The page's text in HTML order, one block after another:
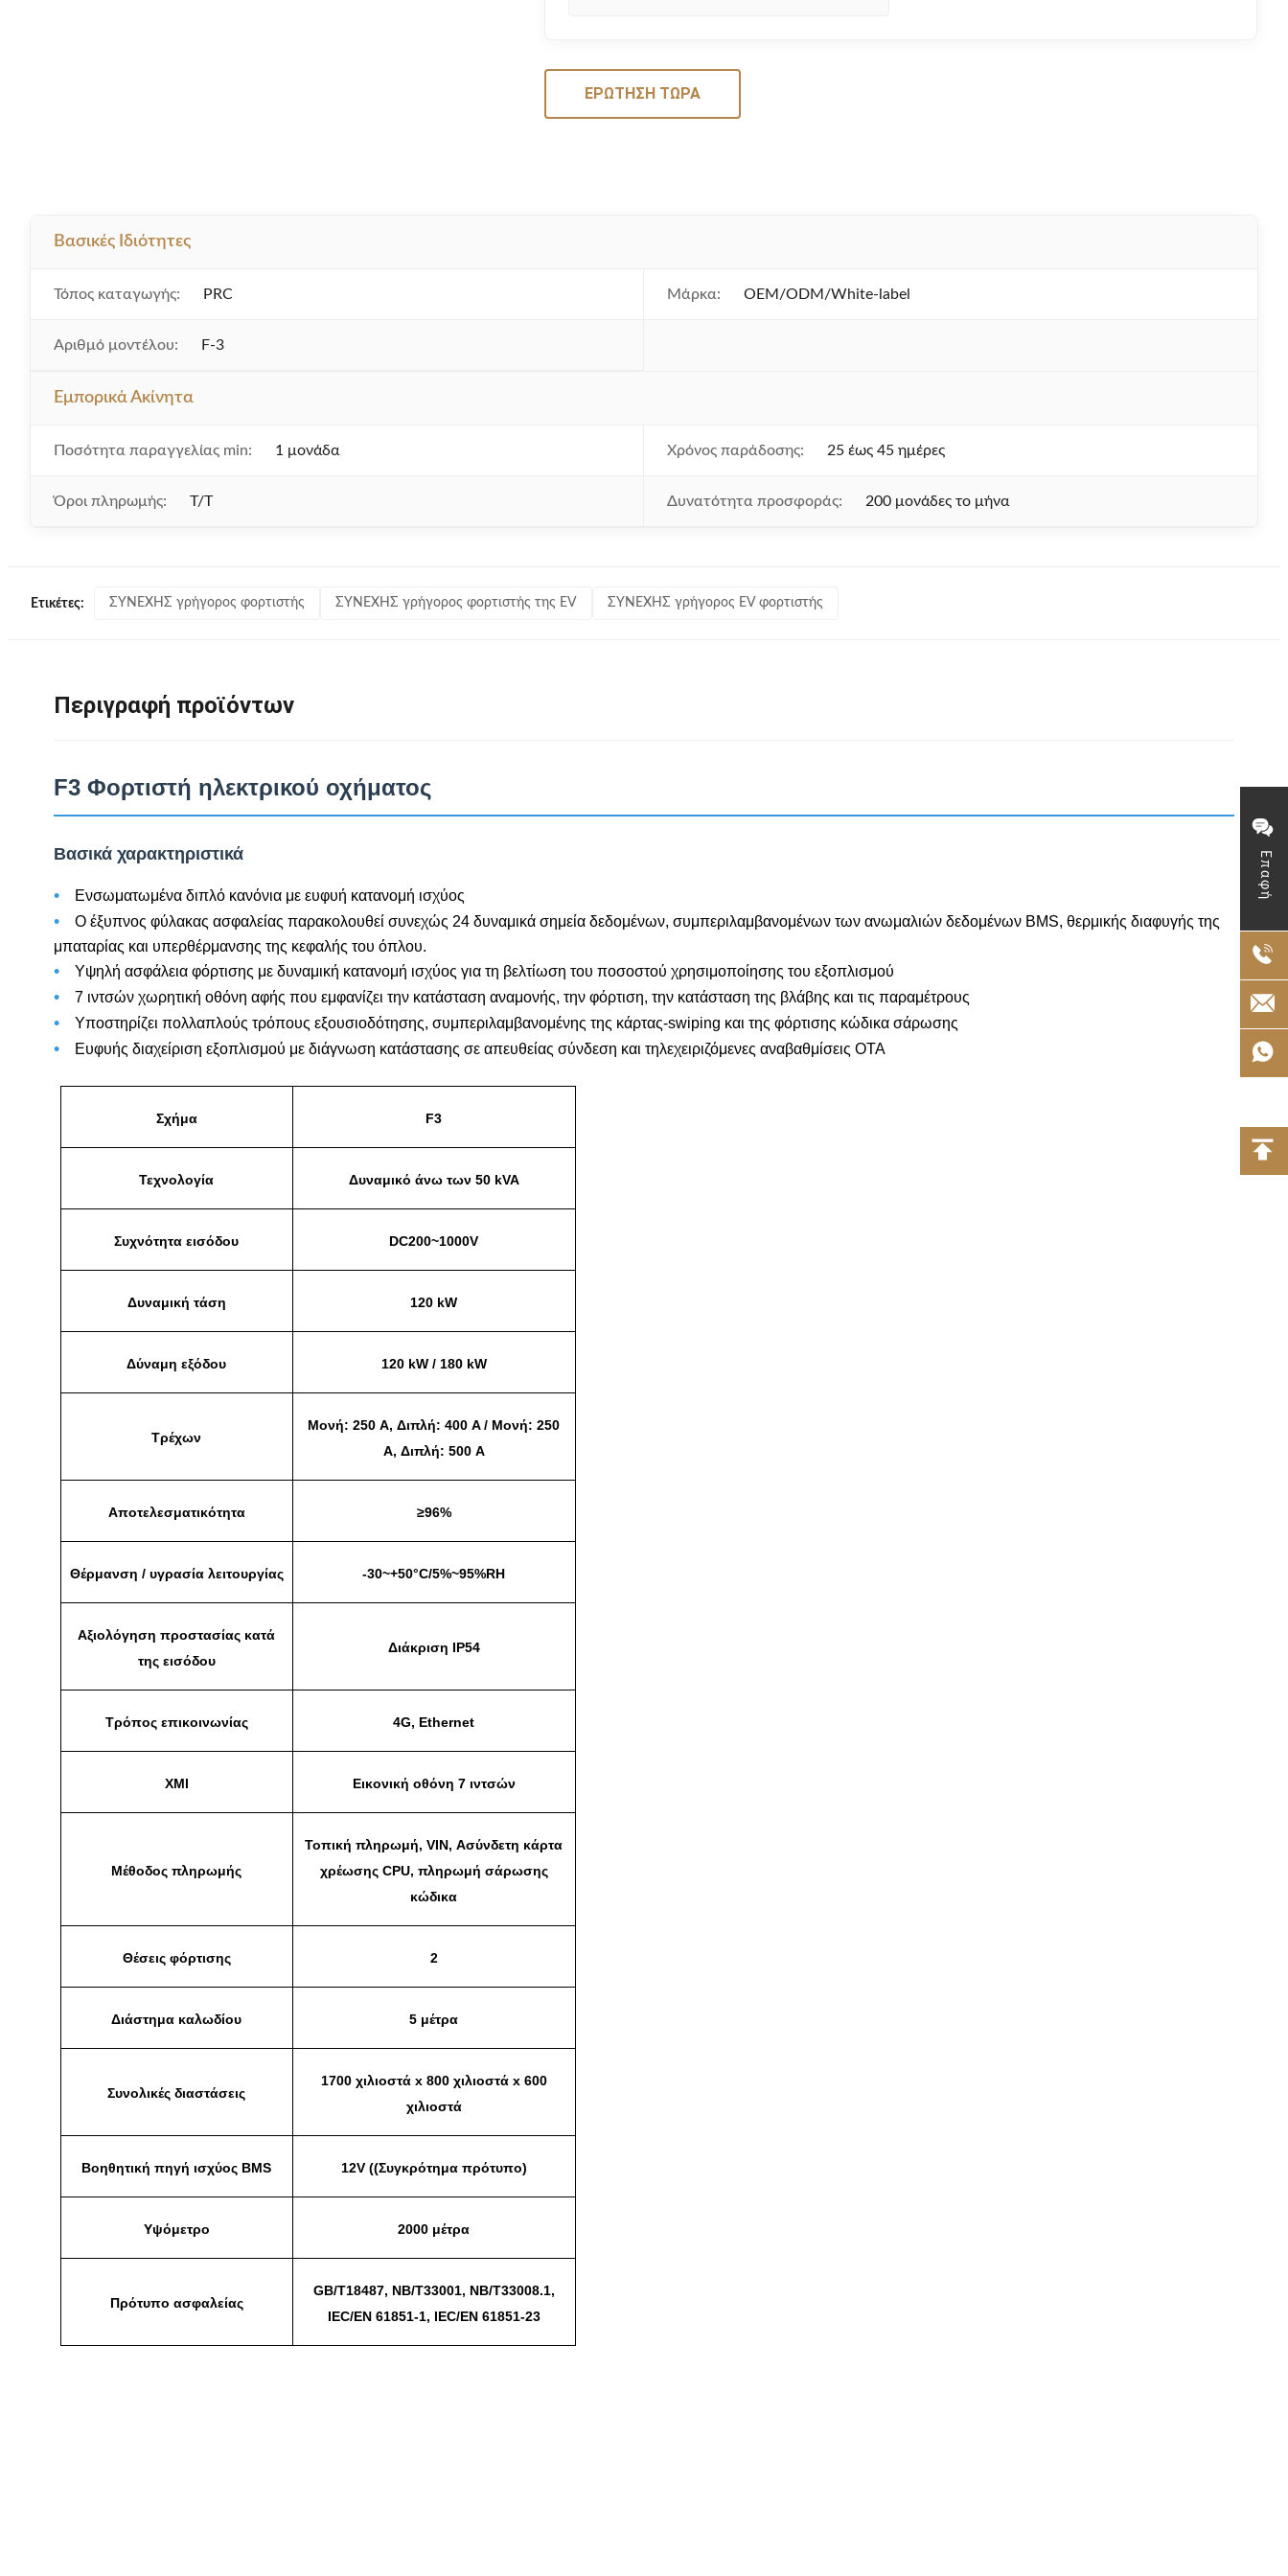
Επαφή
ΕΡΏΤΗΣΗ ΤΏΡΑ
Βασικές Ιδιότητες
Τόπος καταγωγής: PRC Μάρκα: OEM/ODM/White-label
Αριθμό μοντέλου: F-3
Εμπορικά Ακίνητα
Ποσότητα παραγγελίας min: 1 μονάδα Χρόνος παράδοσης: 25 έως 45 ημέρες
Όροι πληρωμής: T/T Δυνατότητα προσφοράς: 200 μονάδες το μήνα
Ετικέτες: ΣΥΝΕΧΗΣ γρήγορος φορτιστής ΣΥΝΕΧΗΣ γρήγορος φορτιστής της EV ΣΥΝΕΧΗΣ γρήγορος EV φορτιστής
Περιγραφή προϊόντων
F3 Φορτιστή ηλεκτρικού οχήματος
Βασικά χαρακτηριστικά
• Ενσωματωμένα διπλό κανόνια με ευφυή κατανομή ισχύος
•
Ο έξυπνος φύλακας ασφαλείας παρακολουθεί συνεχώς 24 δυναμικά σημεία δεδομένων, συμπεριλαμβανομένων των ανωμαλιών δεδομένων BMS, θερμικής διαφυγής της
μπαταρίας και υπερθέρμανσης της κεφαλής του όπλου.
• Υψηλή ασφάλεια φόρτισης με δυναμική κατανομή ισχύος για τη βελτίωση του ποσοστού χρησιμοποίησης του εξοπλισμού
• 7 ιντσών χωρητική οθόνη αφής που εμφανίζει την κατάσταση αναμονής, την φόρτιση, την κατάσταση της βλάβης και τις παραμέτρους
• Υποστηρίζει πολλαπλούς τρόπους εξουσιοδότησης, συμπεριλαμβανομένης της κάρτας-swiping και της φόρτισης κώδικα σάρωσης
• Ευφυής διαχείριση εξοπλισμού με διάγνωση κατάστασης σε απευθείας σύνδεση και τηλεχειριζόμενες αναβαθμίσεις OTA
Σχήμα F3
Τεχνολογία Δυναμικό άνω των 50 kVA
Συχνότητα εισόδου DC200~1000V
Δυναμική τάση 120 kW
Δύναμη εξόδου 120 kW / 180 kW
Τρέχων
Μονή: 250 A, Διπλή: 400 A / Μονή: 250
A, Διπλή: 500 A
Αποτελεσματικότητα ≥96%
Θέρμανση / υγρασία λειτουργίας -30~+50°C/5%~95%RH
Αξιολόγηση προστασίας κατά
της εισόδου
Διάκριση IP54
Τρόπος επικοινωνίας 4G, Ethernet
ΧΜΙ Εικονική οθόνη 7 ιντσών
Μέθοδος πληρωμής
Τοπική πληρωμή, VIN, Ασύνδετη κάρτα
χρέωσης CPU, πληρωμή σάρωσης
κώδικα
Θέσεις φόρτισης 2
Διάστημα καλωδίου 5 μέτρα
Συνολικές διαστάσεις
1700 χιλιοστά x 800 χιλιοστά x 600
χιλιοστά
Βοηθητική πηγή ισχύος BMS 12V ((Συγκρότημα πρότυπο)
Υψόμετρο 2000 μέτρα
Πρότυπο ασφαλείας
GB/T18487, NB/T33001, NB/T33008.1,
IEC/EN 61851-1, IEC/EN 61851-23